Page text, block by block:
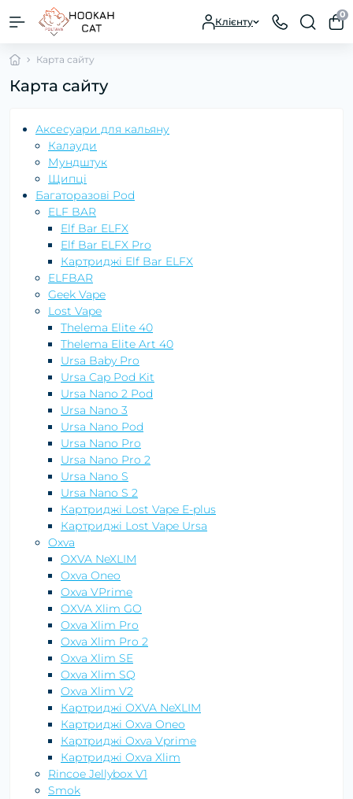
Клієнту
0
Карта сайту
Карта сайту
Аксесуари для кальяну
Калауди
Мундштук
Щипці
Багаторазові Pod
ELF BAR
Elf Bar ELFX
Elf Bar ELFX Pro
Картриджі Elf Bar ELFX
ELFBAR
Geek Vape
Lost Vape
Thelema Elite 40
Thelema Elite Art 40
Ursa Baby Pro
Ursa Cap Pod Kit
Ursa Nano 2 Pod
Ursa Nano 3
Ursa Nano Pod
Ursa Nano Pro
Ursa Nano Pro 2
Ursa Nano S
Ursa Nano S 2
Картриджі Lost Vape E-plus
Картриджі Lost Vape Ursa
Oxva
OXVA NeXLIM
Oxva Oneo
Oxva VPrime
OXVA Xlim GO
Oxva Xlim Pro
Oxva Xlim Pro 2
Oxva Xlim SE
Oxva Xlim SQ
Oxva Xlim V2
Картриджі OXVA NeXLIM
Картриджі Oxva Oneo
Картриджі Oxva Vprime
Картриджі Oxva Xlim
Rincoe Jellybox V1
Smok